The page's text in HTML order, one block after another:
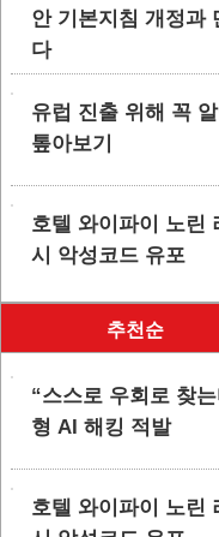
안 기본지침 개정과
다
유럽 진출 위해 꼭
톺아보기
호텔 와이파이 노린
시 악성코드 유포
추천순
“스스로 우회로 찾
형 AI 해킹 적발
호텔 와이파이 노린